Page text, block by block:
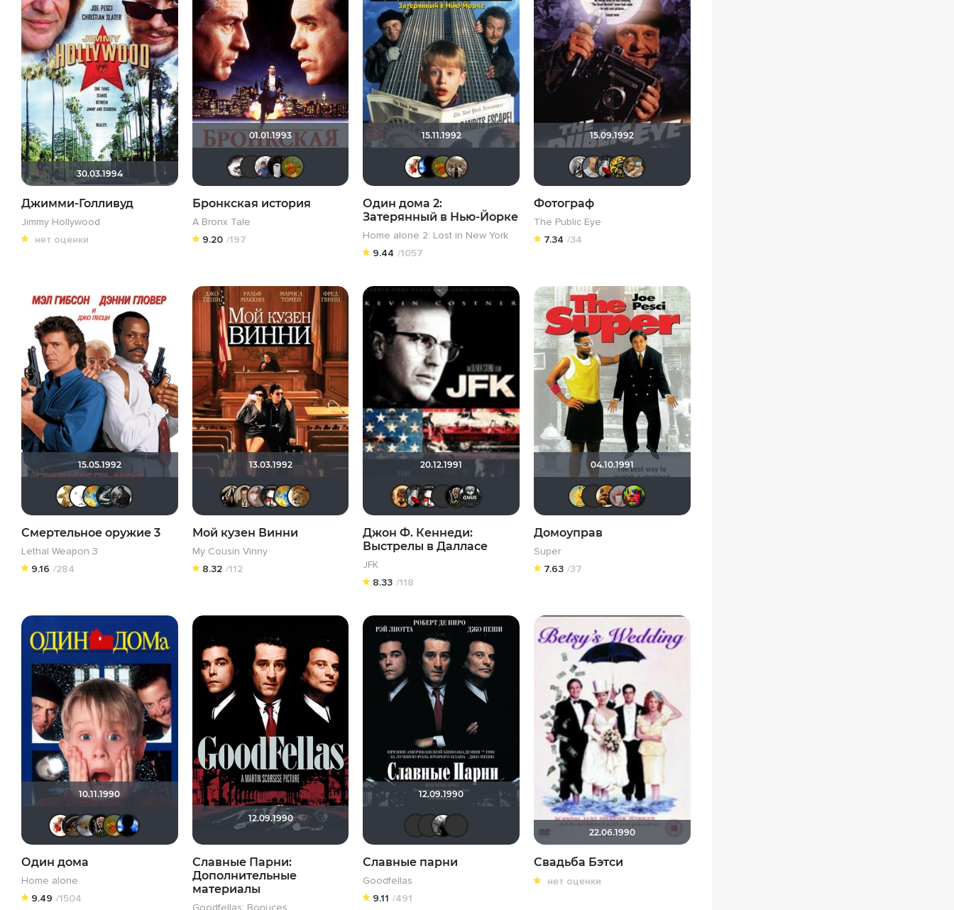
30.03.1994
Джимми-Голливуд
Jimmy Hollywood
нет оценки
01.01.1993
Biker now you see mee...
Бронкская история
A Bronx Tale
9.20 /197
15.11.1992
now you see mee...
Vladimir Samsonov
Один дома 2:
Затерянный в Нью-Йорке
Home alone 2: Lost in New York
9.44 /1057
15.09.1992
Sioux
Фотограф
The Public Eye
7.34 /34
15.05.1992
666ил Большой любитель кино
The Guest
Смертельное оружие 3
Lethal Weapon 3
9.16 /284
13.03.1992
Kashtan
Кастер ТройАлександр V
SKY4HOLO
murik147
Мой кузен Винни
My Cousin Vinny
8.32 /112
20.12.1991
Leksus81
Мышь БелаяБомжара с дробовиком
Джон Ф. Кеннеди:
Выстрелы в Далласе
JFK
8.33 /118
04.10.1991
uncle BOO
Домоуправ
Super
7.63 /37
10.11.1990
Виктория555
Олегастан
Анюта*-*
Бомжара с дробовиком
now you see mee...
Galiaph
Один дома
Home alone
9.49 /1504
12.09.1990
Славные Парни:
Дополнительные
материалы
Goodfellas: Bonuces
12.09.1990
Фрэнк Пинатра
Фокс Малдер
MustangBo
Славные парни
Goodfellas
9.11 /491
22.06.1990
Свадьба Бэтси
нет оценки